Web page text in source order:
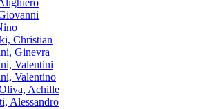
Christian
Ginevra
Valentini
Valentino
Achille
Alessandro